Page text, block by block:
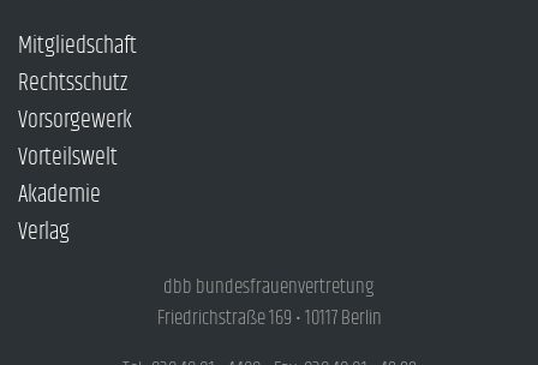
Mitgliedschaft
Rechtsschutz
Vorsorgewerk
Vorteilswelt
Akademie
Verlag
dbb bundesfrauenvertretung
Friedrichstraße 169 • 10117 Berlin